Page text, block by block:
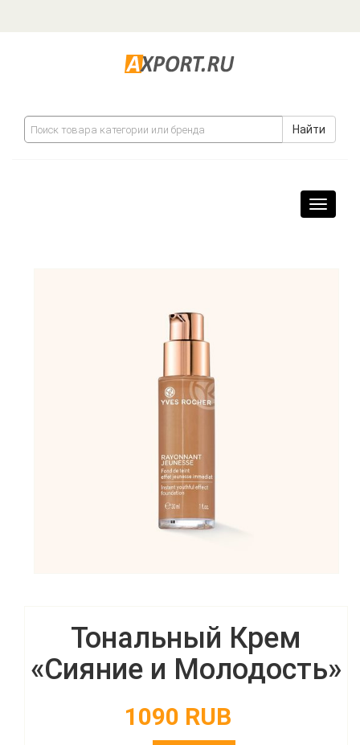
Найти
Тональный Крем
«Сияние и Молодость»
1090 RUB